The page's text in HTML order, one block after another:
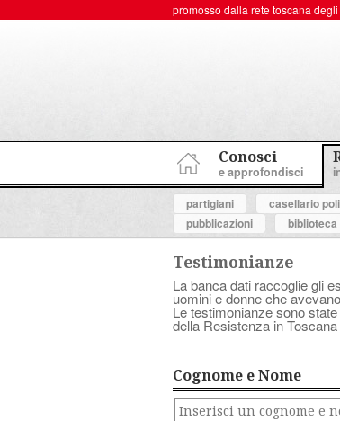
promosso dalla rete toscana degli
Conosci
e approfondisci
partigiani
casellario
pubblicazioni
Testimonianze
La banca dati raccoglie gli
uomini e donne che
Le testimonianze sono
della Resistenza in
Cognome e Nome